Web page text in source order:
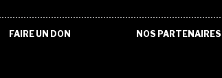
FAIRE UN DON NOS PARTENAIRES